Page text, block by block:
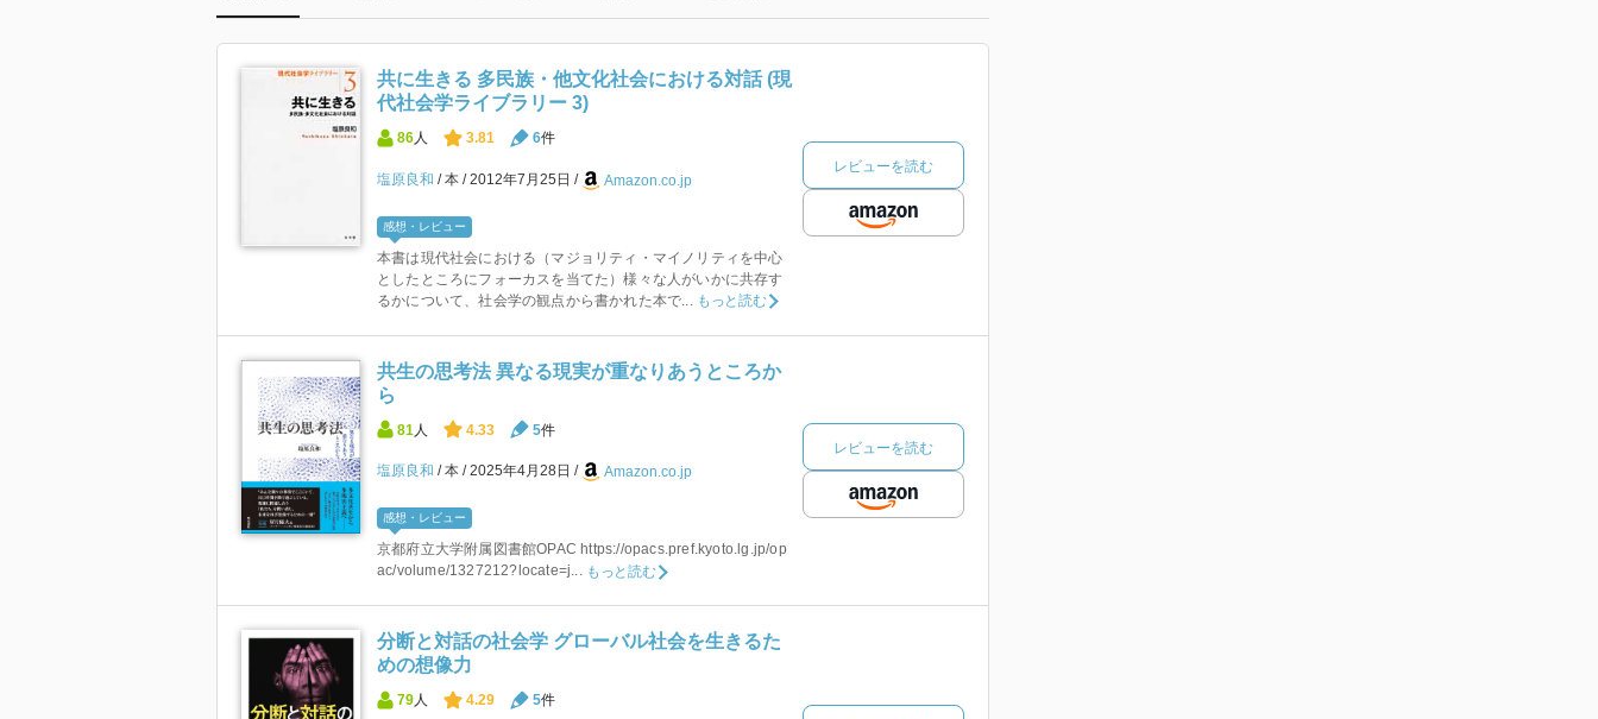
共に生きる 多民族・他文化社会における対話 (現
代社会学ライブラリー 3)
86人 3.81 6件
塩原良和 本 2012年7月25日 Amazon.co.jp
感想・レビュー
本書は現代社会における（マジョリティ・マイノリティを中心
としたところにフォーカスを当てた）様々な人がいかに共存す
るかについて、社会学の観点から書かれた本で...
もっと読む
レビューを読む
共生の思考法 異なる現実が重なりあうところか
ら
81 人 4.33 5件
塩原良和 本 2025年4月28日 Amazon.co.jp
感想・レビュー
京都府立大学附属図書館OPAC https://opacs.pref.kyoto.lg.jp/op
ac/volume/1327212?locate=j... もっと読む
レビューを読む
分断と対話の社会学 グローバル社会を生きるた
めの想像力
79人 4.29 5件